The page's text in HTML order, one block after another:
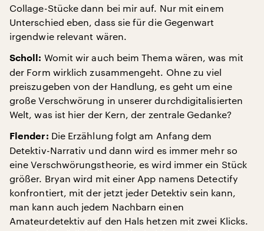
Collage-Stücke dann bei mir auf. Nur mit einem
Unterschied eben, dass sie für die Gegenwart
irgendwie relevant wären.
Scholl: Womit wir auch beim Thema wären, was mit
der Form wirklich zusammengeht. Ohne zu viel
preiszugeben von der Handlung, es geht um eine
große Verschwörung in unserer durchdigitalisierten
Welt, was ist hier der Kern, der zentrale Gedanke?
Flender: Die Erzählung folgt am Anfang dem
Detektiv-Narrativ und dann wird es immer mehr so
eine Verschwörungstheorie, es wird immer ein Stück
größer. Bryan wird mit einer App namens Detectify
konfrontiert, mit der jetzt jeder Detektiv sein kann,
man kann auch jedem Nachbarn einen
Amateurdetektiv auf den Hals hetzen mit zwei Klicks.